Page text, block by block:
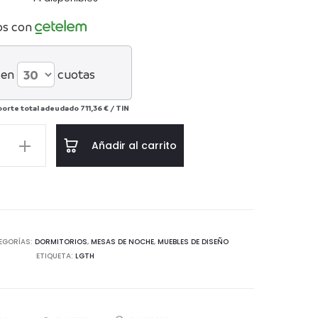
con
cuotas
total adeudado 711,36 € / TIN
Añadir al carrito
DORMITORIOS, MESAS DE NOCHE, MUEBLES DE DISEÑO
ETIQUETA: LGTH